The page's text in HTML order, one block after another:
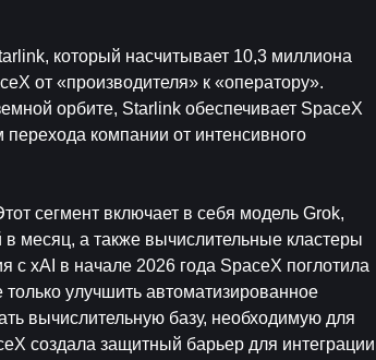
который насчитывает 10,3 миллиона
от «производителя» к «оператору».
орбите, Starlink обеспечивает SpaceX
компании от интенсивного
сегмент включает в себя модель Grok,
месяц, а также вычислительные кластеры
с xAI в начале 2026 года SpaceX поглотила
улучшить автоматизированное
вычислительную базу, необходимую для
создала защитный барьер для интеграции